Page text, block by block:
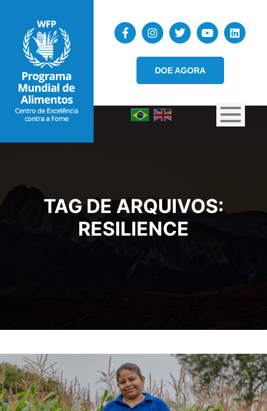
DOE AGORA
TAG DE ARQUIVOS:
RESILIENCE